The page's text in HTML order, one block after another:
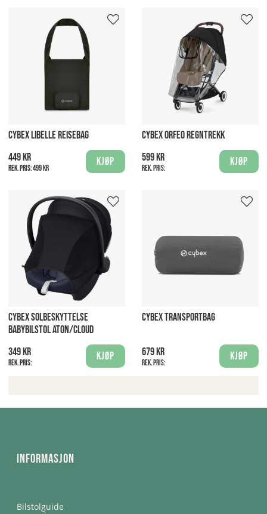
CYBEX LIBELLE REISEBAG
449 kr
Rek. pris:499 kr
Kjøp
CYBEX ORFEO REGNTREKK
599 kr
Rek. pris:
Kjøp
CYBEX SOLBESKYTTELSE
BABYBILSTOL ATON/CLOUD
349 kr
Rek. pris:
Kjøp
CYBEX TRANSPORTBAG
679 kr
Rek. pris:
Kjøp
Informasjon
Bilstolguide